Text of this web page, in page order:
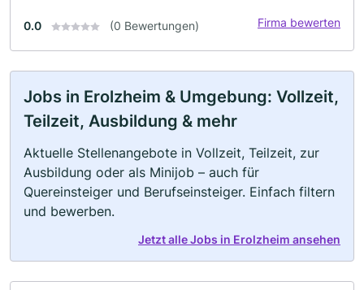
0.0 (0 Bewertungen) Firma bewerten
Jobs in Erolzheim & Umgebung: Vollzeit,
Teilzeit, Ausbildung & mehr
Aktuelle Stellenangebote in Vollzeit, Teilzeit, zur
Ausbildung oder als Minijob – auch für
Quereinsteiger und Berufseinsteiger. Einfach filtern
und bewerben.
Jetzt alle Jobs in Erolzheim ansehen